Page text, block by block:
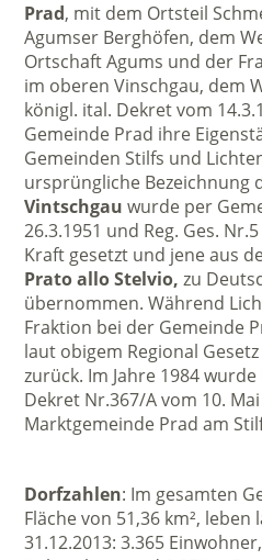
Prad, mit dem Ortsteil
Agumser Berghöfen, dem
Ortschaft Agums und der
im oberen Vinschgau, dem
königl. ital. Dekret vom
Gemeinde Prad ihre
Gemeinden Stilfs und
ursprüngliche Bezeichnung
Vintschgau wurde per
26.3.1951 und Reg. Ges.
Kraft gesetzt und jene aus
Prato allo Stelvio, zu
übernommen. Während
Fraktion bei der Gemeinde
laut obigem Regional
zurück. Im Jahre 1984
Dekret Nr.367/A vom 10.
Marktgemeinde Prad am
Dorfzahlen: Im gesamten
Fläche von 51,36 km², leben
31.12.2013: 3.365